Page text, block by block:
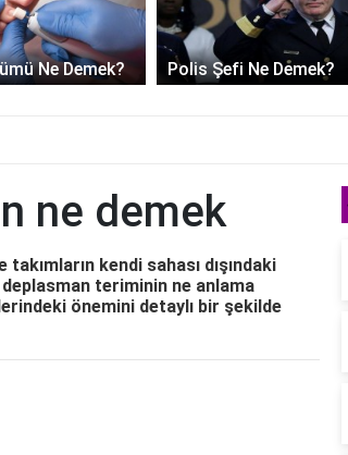
Ne Demek? Polis Şefi Ne Demek?
ne demek
kendi sahası dışındaki
deplasman teriminin ne anlama
önemini detaylı bir şekilde